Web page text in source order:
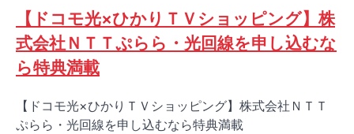
【ドコモ光×ひかりＴＶショッピング】株
式会社ＮＴＴぷらら・光回線を申し込むな
ら特典満載
【ドコモ光×ひかりＴＶショッピング】株式会社ＮＴＴ
ぷらら・光回線を申し込むなら特典満載